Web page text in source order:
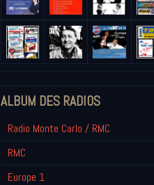
ALBUM DES RADIOS
Radio Monte Carlo / RMC
RMC
Europe 1